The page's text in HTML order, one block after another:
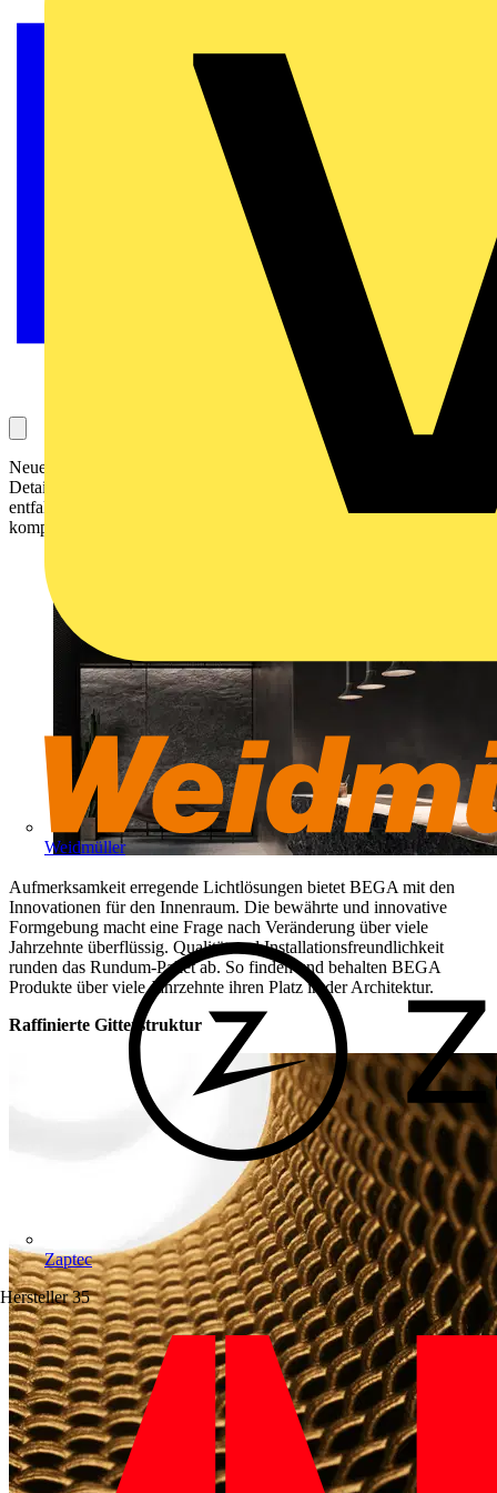
Weidmüller
Zaptec
Hersteller 35
Neue BEGA Innenleuchten bereichern Räume durch ihre filigranen
Details. Besonders in modernen oder minimalistischen Interieurs
entfalten sie ihre volle Wirkung
. Eine komfortable Installation
komplettiert das komfortable Paket an Lichtlösungen.
Aufmerksamkeit erregende Lichtlösungen bietet BEGA mit den
Innovationen für den Innenraum. Die bewährte und innovative
Formgebung macht eine Frage nach Veränderung über viele
Jahrzehnte überflüssig. Qualität und Installationsfreundlichkeit
runden das Rundum-Paket ab. So finden und behalten BEGA
Produkte über viele Jahrzehnte ihren Platz in der Architektur.
Raffinierte Gitterstruktur